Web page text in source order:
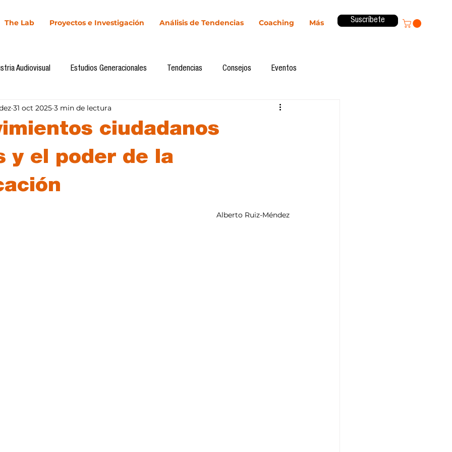
The Lab Proyectos e Investigación Análisis de Tendencias Coaching Más Suscríbete
Audiovisual Estudios Generacionales Tendencias Consejos Eventos
Cultura Digital Comunicación y Sociedad Innovación
Investigación H&NhCL
Casos de estudio
ciudadanos
y el poder de la
31 oct 2025 3 min de lectura
Alberto Ruiz-Méndez